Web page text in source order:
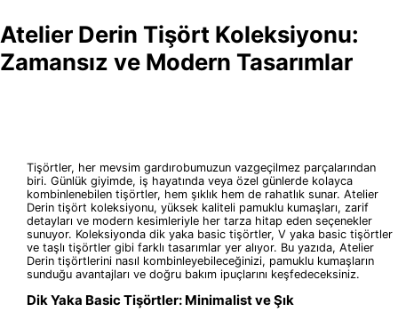
Atelier Derin Tişört Koleksiyonu:
Zamansız ve Modern Tasarımlar
Tişörtler, her mevsim gardırobumuzun vazgeçilmez parçalarından
biri. Günlük giyimde, iş hayatında veya özel günlerde kolayca
kombinlenebilen tişörtler, hem şıklık hem de rahatlık sunar. Atelier
Derin tişört koleksiyonu, yüksek kaliteli pamuklu kumaşları, zarif
detayları ve modern kesimleriyle her tarza hitap eden seçenekler
sunuyor. Koleksiyonda dik yaka basic tişörtler, V yaka basic tişörtler
ve taşlı tişörtler gibi farklı tasarımlar yer alıyor. Bu yazıda, Atelier
Derin tişörtlerini nasıl kombinleyebileceğinizi, pamuklu kumaşların
sunduğu avantajları ve doğru bakım ipuçlarını keşfedeceksiniz.
Dik Yaka Basic Tişörtler: Minimalist ve Şık